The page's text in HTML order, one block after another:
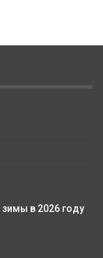
в 2026 году